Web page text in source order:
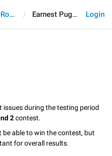
Login
Android Contest 2024, Round 2 Earnest Pug
during the testing period
2contest.
able to win the contest, but
for overall results.